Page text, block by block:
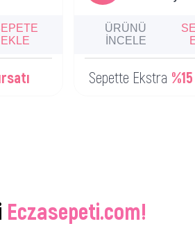
EKLE
Sepette Ekstra
ÜRÜNÜ
İNCELE
Eczasepeti.com!